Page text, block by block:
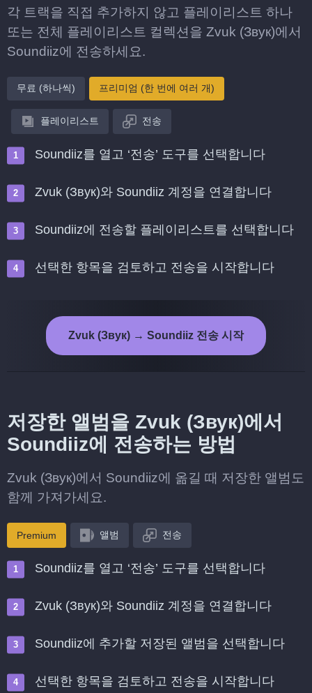
각 트랙을 직접 추가하지 않고 플레이리스트 하나
또는 전체 플레이리스트 컬렉션을 Zvuk (Звук)에서
Soundiiz에 전송하세요.
무료 (하나씩) 프리미엄 (한 번에 여러 개)
플레이리스트 전송
Soundiiz를 열고 ‘전송’ 도구를 선택합니다
Zvuk (Звук)와 Soundiiz 계정을 연결합니다
Soundiiz에 전송할 플레이리스트를 선택합니다
선택한 항목을 검토하고 전송을 시작합니다
Zvuk (Звук) → Soundiiz 전송 시작
저장한 앨범을 Zvuk (Звук)에서
Soundiiz에 전송하는 방법
Zvuk (Звук)에서 Soundiiz에 옮길 때 저장한 앨범도
함께 가져가세요.
Premium 앨범 전송
Soundiiz를 열고 ‘전송’ 도구를 선택합니다
Zvuk (Звук)와 Soundiiz 계정을 연결합니다
Soundiiz에 추가할 저장된 앨범을 선택합니다
선택한 항목을 검토하고 전송을 시작합니다